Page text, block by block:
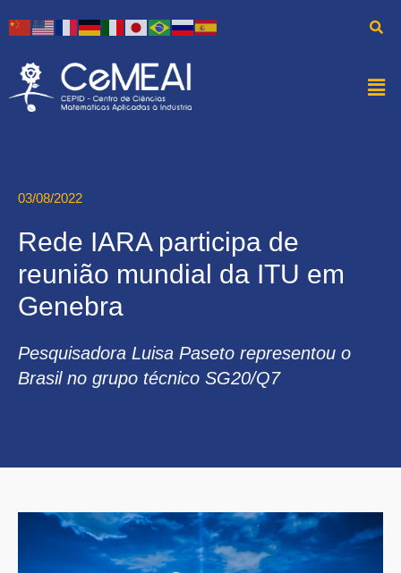
03/08/2022
Rede IARA participa de
reunião mundial da ITU em
Genebra
Pesquisadora Luisa Paseto representou o
Brasil no grupo técnico SG20/Q7